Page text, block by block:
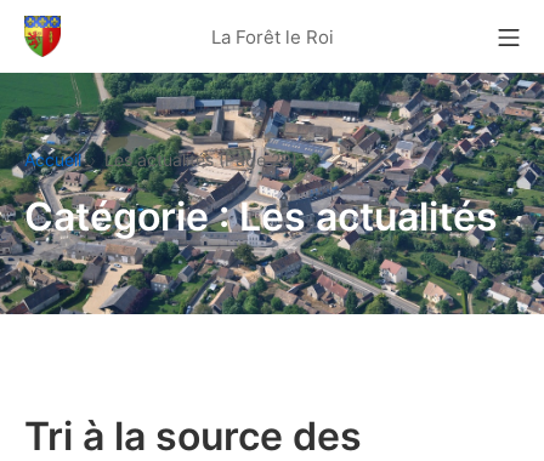
Aller
contenu
La Forêt Le Roi
La Forêt le Roi
Accueil Les actualités (Page 29)
Catégorie :Les actualités
Tri à la source des